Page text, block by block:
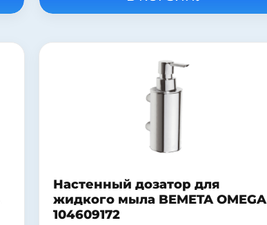
Настенный дозатор для
жидкого мыла BEMETA OMEGA
104609172